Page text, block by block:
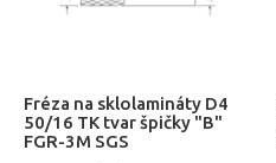
Fréza na sklolamináty D4
50/16 TK tvar špičky "B"
FGR-3M SGS